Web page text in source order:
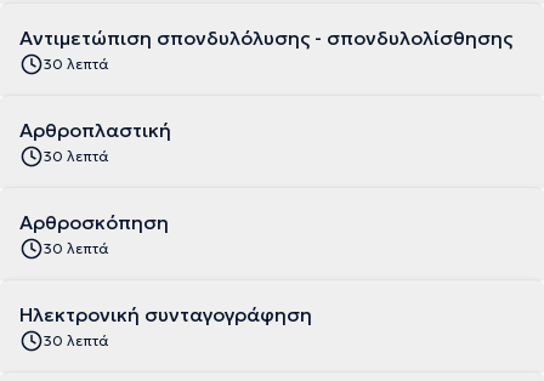
Αντιμετώπιση σπονδυλόλυσης - σπονδυλολίσθησης
30 λεπτά
Αρθροπλαστική
30 λεπτά
Αρθροσκόπηση
30 λεπτά
Ηλεκτρονική συνταγογράφηση
30 λεπτά